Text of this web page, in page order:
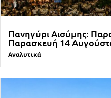
Πανηγύρι Αισύμης:
Παρασκευή 14
Αναλυτικά